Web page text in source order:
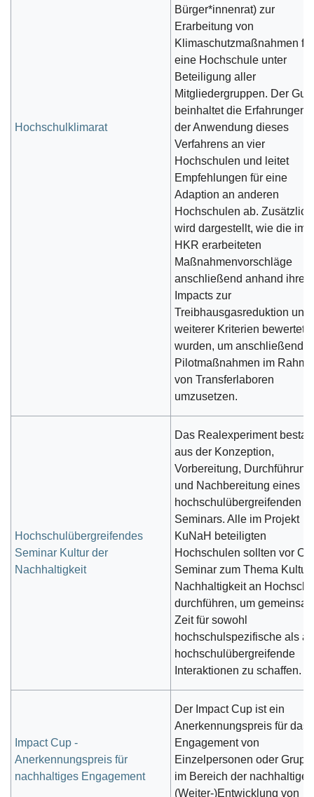
Hochschulklimarat
Bürger*innenrat) zur
Erarbeitung von
Klimaschutzmaßnahmen für
eine Hochschule unter
Beteiligung aller
Mitgliedergruppen. Der
beinhaltet die Erfahrungen
der Anwendung dieses
Verfahrens an vier
Hochschulen und leitet
Empfehlungen für eine
Adaption an anderen
Hochschulen ab. Zusätzlich
wird dargestellt, wie die im
HKR erarbeiteten
Maßnahmenvorschläge
anschließend anhand ihres
Impacts zur
Treibhausgasreduktion und
weiterer Kriterien bewertet
wurden, um anschließend
Pilotmaßnahmen im
von Transferlaboren
umzusetzen.
Hochschulübergreifendes
Seminar Kultur der
Nachhaltigkeit
Das Realexperiment
aus der Konzeption,
Vorbereitung, Durchführung
und Nachbereitung eines
hochschulübergreifenden
Seminars. Alle im Projekt
KuNaH beteiligten
Hochschulen sollten vor
Seminar zum Thema Kultur
Nachhaltigkeit an
durchführen, um
Zeit für sowohl
hochschulspezifische als
hochschulübergreifende
Interaktionen zu schaffen.
Impact Cup -
Anerkennungspreis für
nachhaltiges Engagement
Der Impact Cup ist ein
Anerkennungspreis für das
Engagement von
Einzelpersonen oder
im Bereich der nachhaltigen
(Weiter-)Entwicklung von